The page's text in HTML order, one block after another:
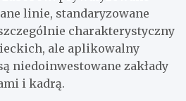
linie, standaryzowane
charakterystyczny
ale aplikowalny
niedoinwestowane zakłady
i kadrą.